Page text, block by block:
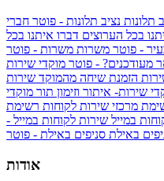
תלונות נציב תלונות - פוטר חברי
בכל הערוצים דברו איתנו בכל
- פוטר משרות משרות - פוטר
מעודכנים? - פוטר מוקדי שירות
הזמנת שיחה מהמוקד שירות
שירות- איתור וזימון תור מוקדי
מרכזי שירות לקוחות רשימת
במייל שירות לקוחות במייל -
באילת סניפים באילת - פוטר
אודות